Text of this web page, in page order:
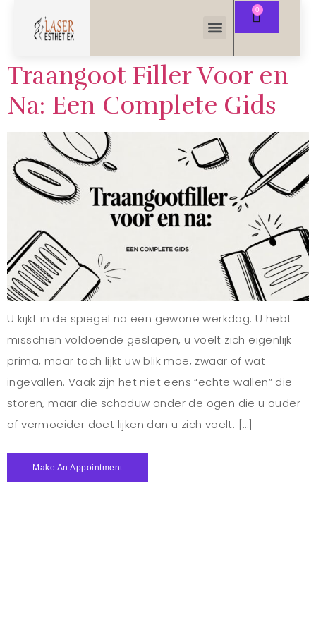
Traangoot Filler Voor en
Na: Een Complete Gids
U kijkt in de spiegel na een gewone werkdag. U hebt
misschien voldoende geslapen, u voelt zich eigenlijk
prima, maar toch lijkt uw blik moe, zwaar of wat
ingevallen. Vaak zijn het niet eens “echte wallen” die
storen, maar die schaduw onder de ogen die u ouder
of vermoeider doet lijken dan u zich voelt. […]
Make An Appointment